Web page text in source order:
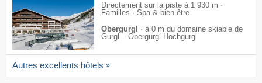
Directement sur la piste à 1 930 m ·
Familles · Spa & bien-être
Obergurgl
· à 0 m du domaine skiable de
Gurgl – Obergurgl-Hochgurgl
Autres excellents hôtels